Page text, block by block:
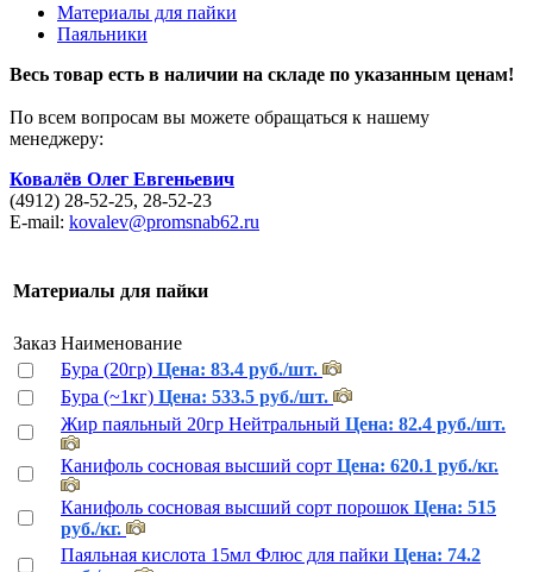
Материалы для пайки
Паяльники
Весь товар есть в наличии на складе по указанным ценам!
По всем вопросам вы можете обращаться к нашему
менеджеру:
Ковалёв Олег Евгеньевич
(4912) 28-52-25, 28-52-23
E-mail: kovalev@promsnab62.ru
Материалы для пайки
Заказ Наименование
Бура (20гр) Цена: 83.4 руб./шт.
Бура (~1кг) Цена: 533.5 руб./шт.
Жир паяльный 20гр Нейтральный Цена: 82.4 руб./шт.
Канифоль сосновая высший сорт Цена: 620.1 руб./кг.
Канифоль сосновая высший сорт порошок Цена: 515
руб./кг.
Паяльная кислота 15мл Флюс для пайки Цена: 74.2